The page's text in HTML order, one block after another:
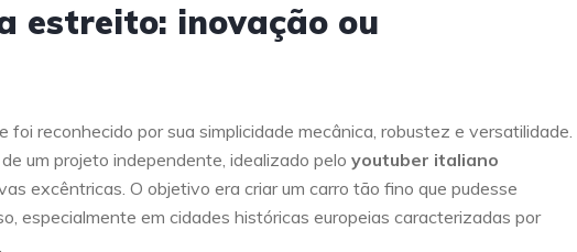
estreito: inovação ou
reconhecido por sua simplicidade mecânica, robustez e versatilidade.
um projeto independente, idealizado pelo youtuber italiano
excêntricas. O objetivo era criar um carro tão fino que pudesse
especialmente em cidades históricas europeias caracterizadas por